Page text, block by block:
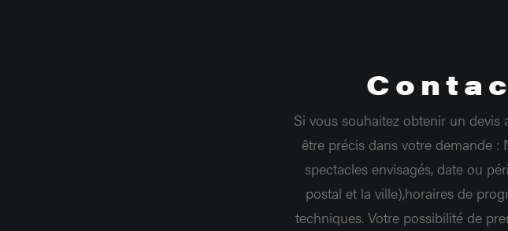
Si vous souhaitez obtenir un
être précis dans votre demande :
spectacles envisagés, date ou
postal et la ville),horaires de
techniques. Votre possibilité de